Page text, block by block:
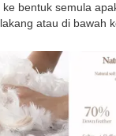
bentuk semula
atau di bawah